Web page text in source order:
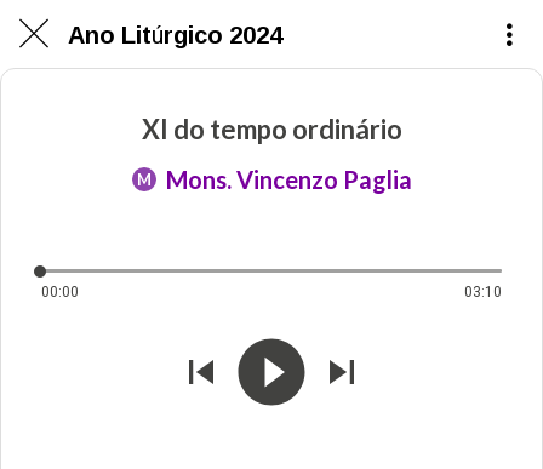
Ano Litúrgico 2024
XI do tempo ordinário
M Mons. Vincenzo Paglia
00:00 03:10